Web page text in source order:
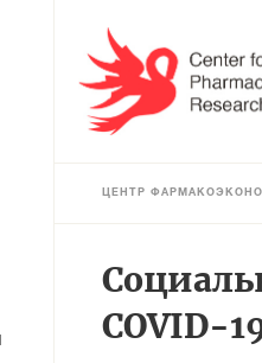
ЦЕНТР
COVID-